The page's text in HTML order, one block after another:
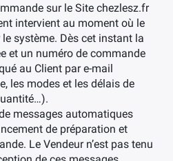
sur le Site chezlesz.fr
intervient au moment où le
système. Dès cet instant la
et un numéro de commande
au Client par e-mail
les modes et les délais de
messages automatiques
de préparation et
Le Vendeur n’est pas tenu